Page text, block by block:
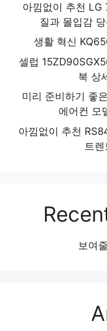
아낌없이 추천 LG
질과 몰입감
생활 혁신
셀럽
북 상
미리 준비하기 좋
에어컨 모
아낌없이 추천
트
보여